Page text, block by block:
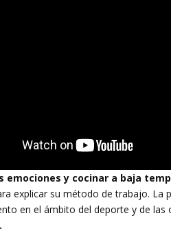
emociones y cocinar a baja
explicar su método de trabajo.
en el ámbito del deporte y de